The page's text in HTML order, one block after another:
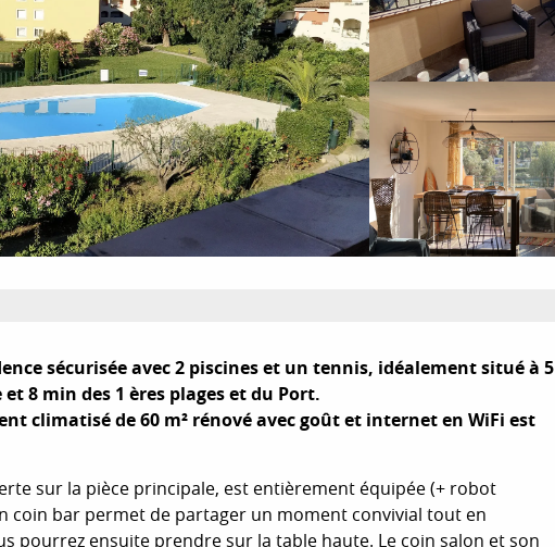
sécurisée avec 2 piscines et un tennis, idéalement situé à 5
8 min des 1 ères plages et du Port.
climatisé de 60 m² rénové avec goût et internet en WiFi est
sur la pièce principale, est entièrement équipée (+ robot
coin bar permet de partager un moment convivial tout en
pourrez ensuite prendre sur la table haute. Le coin salon et son